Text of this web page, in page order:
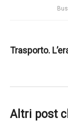
Altri post